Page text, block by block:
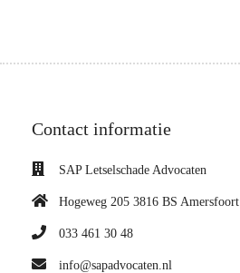
Contact informatie
SAP Letselschade Advocaten
Hogeweg 205 3816 BS Amersfoort
033 461 30 48
info@sapadvocaten.nl